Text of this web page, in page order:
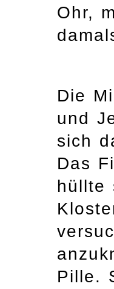
Ohr,
Die
und
sich
Das
hüllte
Pille.